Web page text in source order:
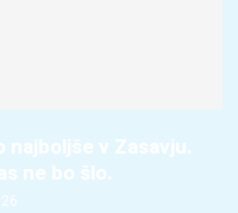
najboljše v Zasavju.
ne bo šlo.